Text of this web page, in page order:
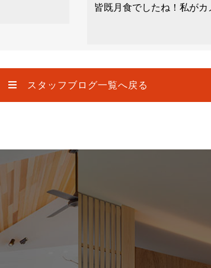
皆既月食でしたね！私が
スタッフブログ一覧へ戻る